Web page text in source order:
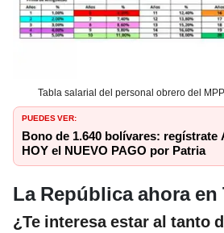
Tabla salarial del personal obrero del
PUEDES VER:
Bono de 1.640 bolívares: regístrate
HOY el NUEVO PAGO por Patria
La República ahora en
¿Te interesa estar al tanto